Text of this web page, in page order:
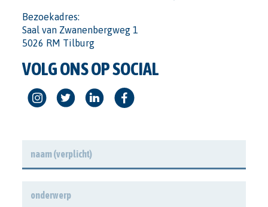
Bezoekadres:
Saal van Zwanenbergweg 1
5026 RM Tilburg
VOLG ONS OP SOCIAL